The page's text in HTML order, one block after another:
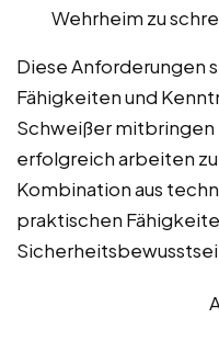
Wehrheim zu
Diese Anforderungen
Fähigkeiten und
Schweißer mitbringen
erfolgreich arbeiten
Kombination aus
praktischen